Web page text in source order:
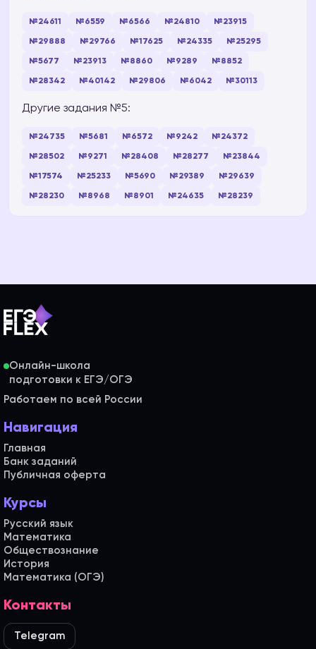
№24611 №6559 №6566 №24810 №23915
№29888 №29766 №17625 №24335 №25295
№5677 №23913 №8860 №9289 №8852
№28342 №40142 №29806 №6042 №30113
Другие задания №5:
№24735 №5681 №6572 №9242 №24372
№28502 №9271 №28408 №28277 №23844
№17574 №25233 №5690 №29389 №29639
№28230 №8968 №8901 №24635 №28239
Онлайн-школа
Работаем по всей России
Навигация
Главная
Банк заданий
Публичная оферта
Курсы
Русский язык
Математика
Обществознание
История
Математика (ОГЭ)
Контакты
Telegram